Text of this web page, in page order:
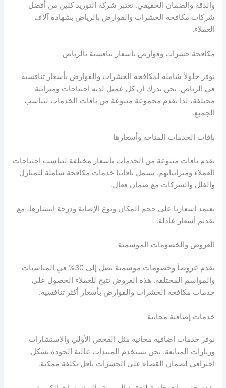
والدقة والضمان الحقيقي. تعتبر شركة التوريد كلين من أفضل
شركات مكافحة الحشرات والقوارض بالرياض بشهادة آلاف
العملاء.
مكافحة حشرات وقوارض بأسعار تنافسية بالرياض
نوفر حلولاً شاملة لمكافحة الحشرات والقوارض بأسعار تنافسية
في الرياض. نحن ندرك أن كل عميل لديه احتياجات وميزانية
مختلفة، لذا نقدم مجموعة متنوعة من باقات الخدمات لتناسب
الجميع.
باقات الخدمات المتاحة وأسعارها
نقدم باقات متنوعة من الخدمات بأسعار مختلفة لتناسب احتياجات
العملاء وميزانياتهم. تشمل باقاتنا خدمات مكافحة شاملة للمنازل
والفلل والشركات مع ضمان فعال.
تعتمد أسعارنا على حجم المكان ونوع الإصابة ودرجة انتشارها، مع
تقديم أسعار عادلة.
العروض والخصومات الموسمية
نقدم عروضاً وخصومات موسمية تصل إلى 30% في المناسبات
والمواسم المختلفة. هذه العروض تتيح للعملاء الحصول على
خدمات مكافحة الحشرات والقوارض بأسعار أكثر تنافسية.
خدمات إضافية مجانية
نوفر خدمات إضافية مجانية مثل الفحص الأولي والاستشارات
وزيارات المتابعة. نحن نستخدم المبيدات عالية الجودة بشكل
احترافي لضمان القضاء على الحشرات بأقل تكلفة ممكنة.